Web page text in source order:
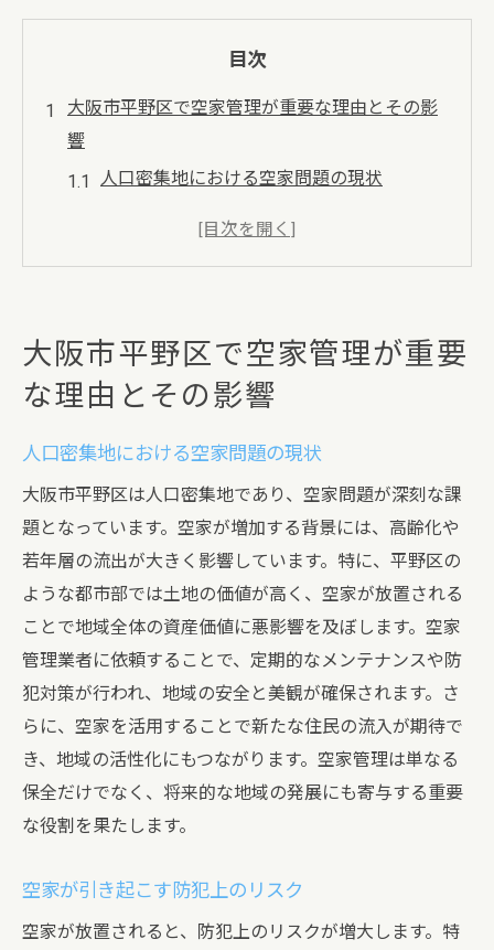
目次
大阪市平野区で空家管理が重要な理由とその影
響
人口密集地における空家問題の現状
空家が引き起こす防犯上のリスク
地域住民の意識向上と空家管理の重要性
空家管理を依頼することで得られる平野区の安
専門業者による空家管理の具体的なサービ
ス内容
地域美観の保全と空家管理の関係
防犯カメラ設置と巡回サービスの重要性
空家管理が地域の安心感に与える影響
大阪市平野区の特性を活かした空家管理のメリ
ット
平野区の地域特性と空家管理の相性
空家管理がもたらす地域経済への貢献
地域に根ざした専門業者の強み
大阪市平野区で空家管理が重要
な理由とその影響
人口密集地における空家問題の現状
大阪市平野区は人口密集地であり、空家問題が深刻な課
題となっています。空家が増加する背景には、高齢化や
若年層の流出が大きく影響しています。特に、平野区の
ような都市部では土地の価値が高く、空家が放置される
ことで地域全体の資産価値に悪影響を及ぼします。空家
管理業者に依頼することで、定期的なメンテナンスや防
犯対策が行われ、地域の安全と美観が確保されます。さ
らに、空家を活用することで新たな住民の流入が期待で
き、地域の活性化にもつながります。空家管理は単なる
保全だけでなく、将来的な地域の発展にも寄与する重要
な役割を果たします。
空家が引き起こす防犯上のリスク
空家が放置されると、防犯上のリスクが増大します。特